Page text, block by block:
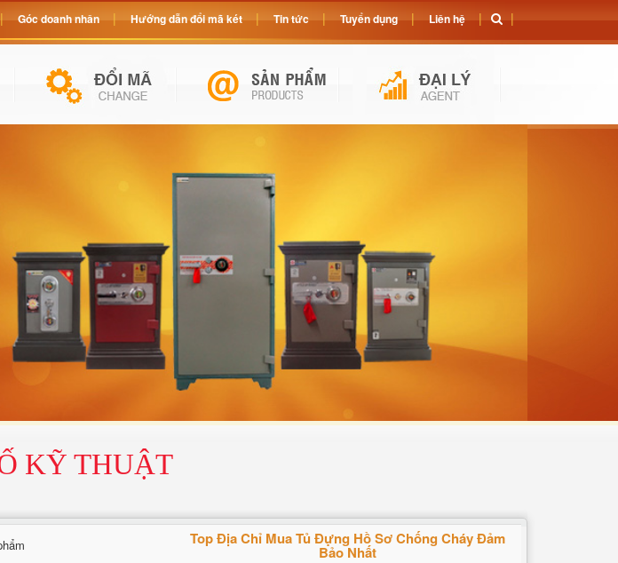
KỸ THUẬT
Top Địa Chỉ Mua Tủ Đựng Hồ Sơ Chống Cháy Đảm
Bảo Nhất
Góc doanh nhân Hướng dẫn đổi mã két Tin tức Tuyển dụng Liên hệ